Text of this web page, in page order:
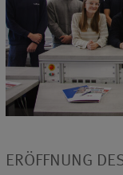
ERÖFFNUNG